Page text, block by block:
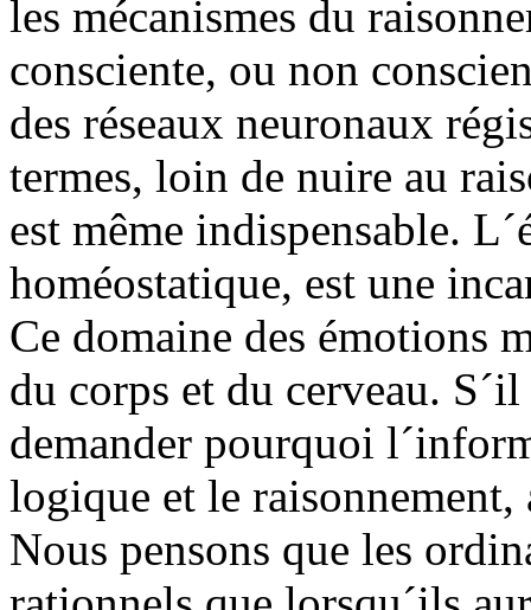
les mécanismes du
consciente, ou non
des réseaux neuronaux
termes, loin de nuire au
est même indispensable.
homéostatique, est une
Ce domaine des émotions
du corps et du cerveau.
demander pourquoi
logique et le raisonnement,
Nous pensons que les